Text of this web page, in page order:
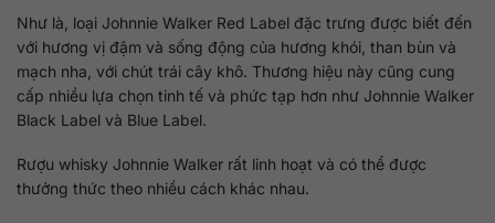
Như là, loại Johnnie Walker Red Label đặc trưng được biết đến
với hương vị đậm và sống động của hương khói, than bùn và
mạch nha, với chút trái cây khô. Thương hiệu này cũng cung
cấp nhiều lựa chọn tinh tế và phức tạp hơn như Johnnie Walker
Black Label và Blue Label.
Rượu whisky Johnnie Walker rất linh hoạt và có thể được
thưởng thức theo nhiều cách khác nhau.